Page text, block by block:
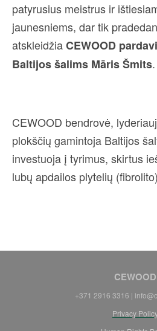
patyrusius meistrus ir
jaunesniems, dar tik
atskleidžiaCEWOOD
Baltijos šalims Māris Šmits.
CEWOOD bendrovė,
plokščių gamintoja Baltijos
investuoja į tyrimus, skirtus
lubų apdailos plytelių
CEWOOD
+371 2916 3316 |
Privacy